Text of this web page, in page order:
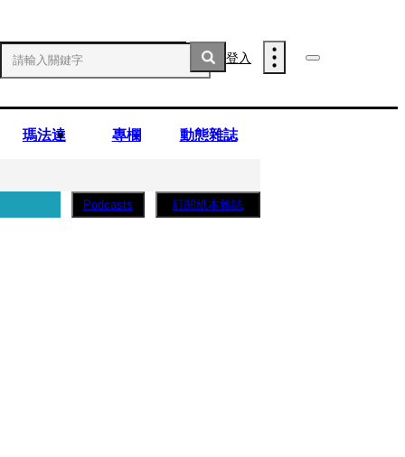
登入
瑪法達 專欄 動態雜誌
Podcasts 訂閱紙本雜誌